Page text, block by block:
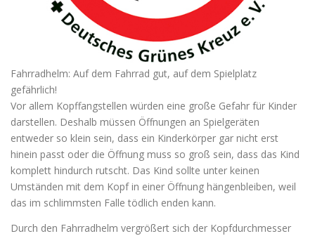
Fahrradhelm: Auf dem Fahrrad gut, auf dem Spielplatz
gefährlich!
Vor allem Kopffangstellen würden eine große Gefahr für Kinder
darstellen. Deshalb müssen Öffnungen an Spielgeräten
entweder so klein sein, dass ein Kinderkörper gar nicht erst
hinein passt oder die Öffnung muss so groß sein, dass das Kind
komplett hindurch rutscht. Das Kind sollte unter keinen
Umständen mit dem Kopf in einer Öffnung hängenbleiben, weil
das im schlimmsten Falle tödlich enden kann.
Durch den Fahrradhelm vergrößert sich der Kopfdurchmesser